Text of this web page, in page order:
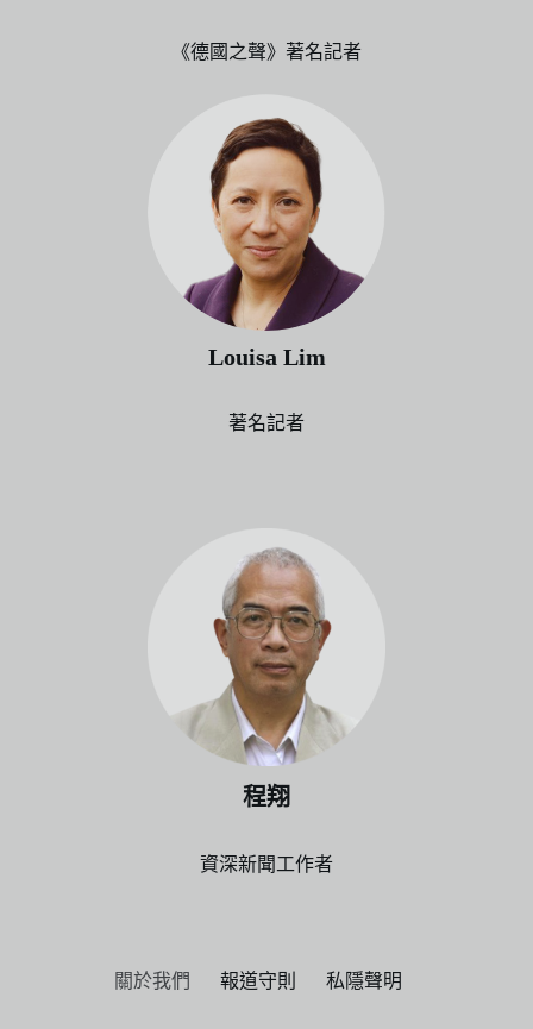
《德國之聲》著名記者
Louisa Lim
著名記者
程翔
資深新聞工作者
關於我們 報道守則 私隱聲明